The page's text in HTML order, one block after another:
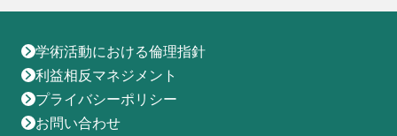
学術活動における倫理指針
利益相反マネジメント
プライバシーポリシー
お問い合わせ